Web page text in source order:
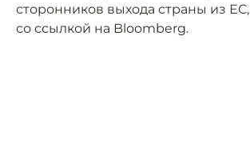
сторонников выхода страны из ЕС,
со ссылкой на Bloomberg.